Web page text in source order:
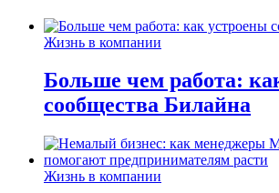
Жизнь в компании
Больше чем работа:
сообщества Билайна
Жизнь в компании